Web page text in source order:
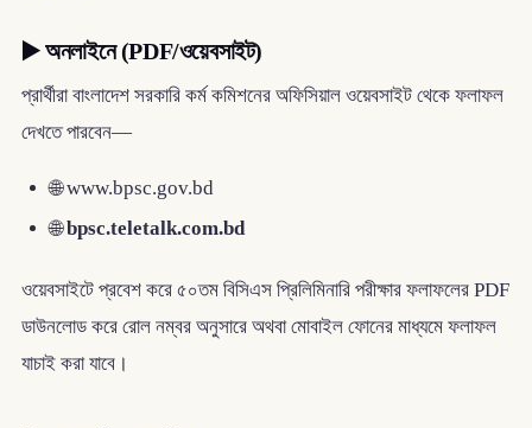
▶️ অনলাইনে (PDF/ওয়েবসাইট)
প্রার্থীরা বাংলাদেশ সরকারি কর্ম কমিশনের অফিসিয়াল ওয়েবসাইট থেকে ফলাফল
দেখতে পারবেন—
🌐 www.bpsc.gov.bd
🌐bpsc.teletalk.com.bd
ওয়েবসাইটে প্রবেশ করে ৫০তম বিসিএস প্রিলিমিনারি পরীক্ষার ফলাফলের PDF
ডাউনলোড করে রোল নম্বর অনুসারে অথবা মোবাইল ফোনের মাধ্যমে ফলাফল
যাচাই করা যাবে।